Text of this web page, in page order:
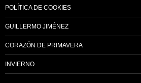
POLÍTICA DE COOKIES
GUILLERMO JIMÉNEZ
CORAZÓN DE PRIMAVERA
INVIERNO